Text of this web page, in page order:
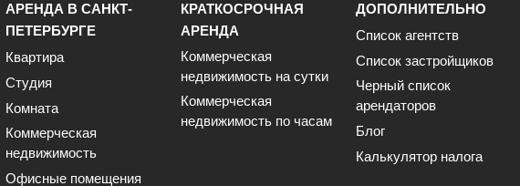
АРЕНДА В САНКТ-
ПЕТЕРБУРГЕ
Квартира
Студия
Комната
Коммерческая
недвижимость
Офисные помещения
КРАТКОСРОЧНАЯ
АРЕНДА
Коммерческая
недвижимость на сутки
Коммерческая
недвижимость по часам
ДОПОЛНИТЕЛЬНО
Список агентств
Список застройщиков
Черный список
арендаторов
Блог
Калькулятор налога